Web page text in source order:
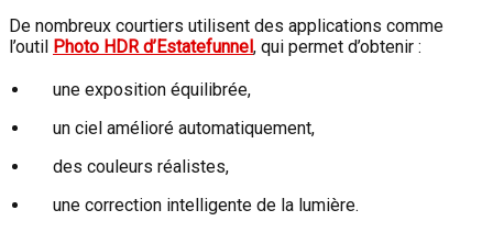
De nombreux courtiers utilisent des applications comme
l’outil Photo HDR d’Estatefunnel , qui permet d’obtenir :
une exposition équilibrée,
un ciel amélioré automatiquement,
des couleurs réalistes,
une correction intelligente de la lumière.